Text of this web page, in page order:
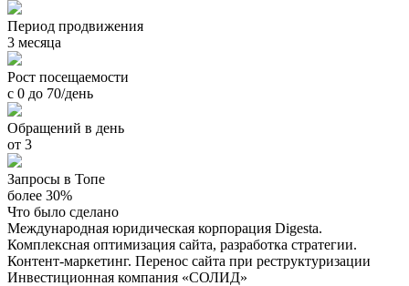
Период продвижения
3 месяца
Рост посещаемости
с 0 до 70/день
Обращений в день
от 3
Запросы в Топе
более 30%
Что было сделано
Международная юридическая корпорация Digesta.
Комплексная оптимизация сайта, разработка стратегии.
Контент-маркетинг. Перенос сайта при реструктуризации
Инвестиционная компания «СОЛИД»